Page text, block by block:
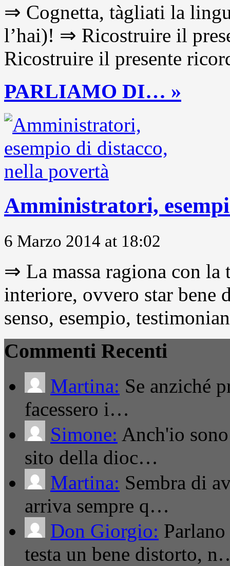
⇒ Cognetta, tàgliati la
l’hai)! ⇒ Ricostruire il
Ricostruire il presente
PARLIAMO DI… »
Amministratori,
6 Marzo 2014 at 18:02
⇒ La massa ragiona con
interiore, ovvero star
senso, esempio,
Commenti Recenti
Martina: Se anziché
facessero i…
Simone: Anch'io
sito della dioc…
Martina: Sembra di
arriva sempre q…
Don Giorgio:
testa un bene distorto,